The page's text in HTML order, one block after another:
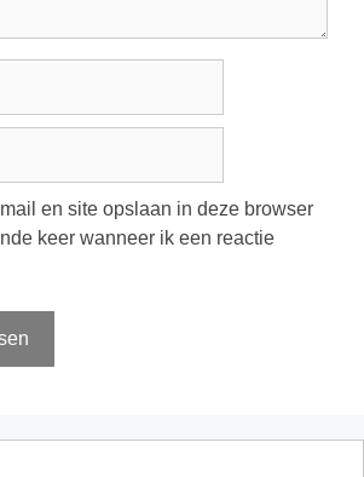
en site opslaan in deze browser
keer wanneer ik een reactie